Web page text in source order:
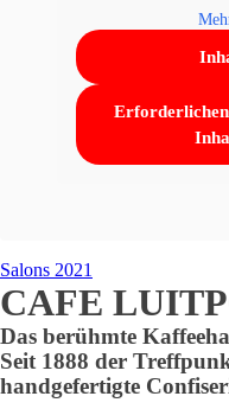
Salons 2021
CAFE
Das berühmte
Seit 1888 der
handgefertigte